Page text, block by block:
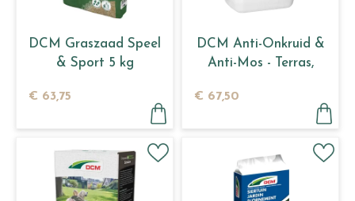
DCM Graszaad Speel
& Sport 5 kg
€ 63,75
DCM Anti-Onkruid &
Anti-Mos - Terras,
€ 67,50